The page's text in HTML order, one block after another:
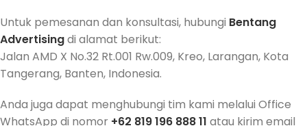
Untuk pemesanan dan konsultasi, hubungi Bentang
Advertisingdi alamat berikut:
Jalan AMD X No.32 Rt.001 Rw.009, Kreo, Larangan, Kota
Tangerang, Banten, Indonesia.
Anda juga dapat menghubungi tim kami melalui Office
WhatsApp di nomor +62 819 196 888 11 atau kirim email